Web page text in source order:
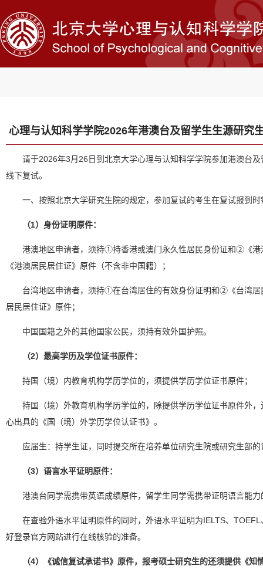
心理与认知科学学院2026年港澳台及留学生生源研究
请于2026年3月26日到北京大学心理与认知科学学院参加港澳台
线下复试。
一、按照北京大学研究生院的规定，参加复试的考生在复试报到
（1）身份证明原件：
港澳地区申请者，须持①持香港或澳门永久性居民身份证和②《港
《港澳居民居住证》原件（不含非中国籍）；
台湾地区申请者，须持①在台湾居住的有效身份证明和②《台湾居
居民居住证》原件；
中国国籍之外的其他国家公民，须持有效外国护照。
（2）最高学历及学位证书原件：
持国（境）内教育机构学历学位的，须提供学历学位证书原件；
持国（境）外教育机构学历学位的，除提供学历学位证书原件外
心出具的《国（境）外学历学位认证书》。
应届生：持学生证，同时提交所在培养单位研究生院或研究生部
（3）语言水平证明原件：
港澳台同学需携带英语成绩原件，留学生同学需携带证明语言能
在查验外语水平证明原件的同时，外语水平证明为IELTS、
好登录官方网站进行在线核验的准备。
（4）《诚信复试承诺书》原件，报考硕士研究生的还须提供《知